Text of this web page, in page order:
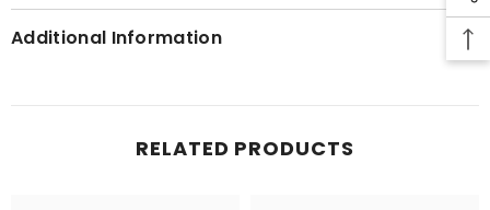
Additional Information
RELATED PRODUCTS